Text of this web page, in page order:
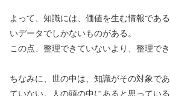
よって、知識には、価値を生む情報であ
いデータでしかないものがある。
この点、整理できていないより、整理で
ちなみに、世の中は、知識がその対象で
ていない。人の頭の中にあると思っている